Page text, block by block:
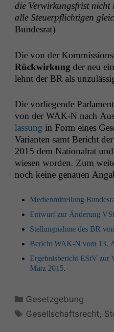
die Ver­wirkungs­frist
alle Steuerpflichti­gen
Bundesrat)
Die von der
Rück­wirkung der neu
lehnt der BR als
Die vor­liegende
von der WAK‑N nach
las­sung in Form eines
Vari­anten samt Bericht der
2015 dem Nation­al­rat
wiesen wor­den. Zum
noch keine genauen
Medi­en­mit­teilung
Entwurf zur Änderung
Stel­lung­nahme des BR
Bericht WAK‑N vom 13.
Ergeb­nis­bericht EStV zur
März 2015.
Kategorien
Gesetzgebung
Schlagwörter
Gesellschaftsrecht,